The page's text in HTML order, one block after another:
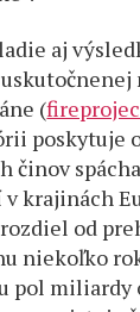
aj
(
poskytuje
činov
krajinách
od
niekoľko
pol miliardy